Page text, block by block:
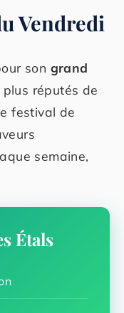
Vendredi
son grand
plus réputés de
festival de
semaine,
Étals